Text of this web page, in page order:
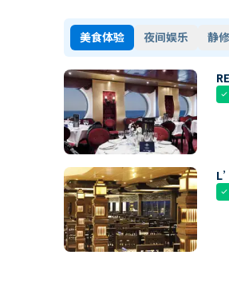
美食体验 夜间娱乐 静
check
check